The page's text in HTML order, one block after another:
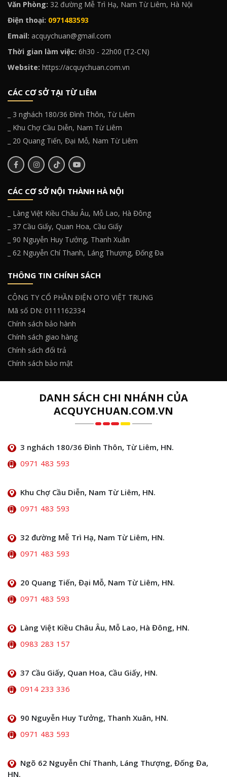
Văn Phòng: 32 đường Mễ Trì Hạ, Nam Từ Liêm, Hà Nội
Điện thoại: 0971483593
Email: acquychuan@gmail.com
Thời gian làm việc: 6h30 - 22h00 (T2-CN)
Website: https://acquychuan.com.vn
CÁC CƠ SỞ TẠI TỪ LIÊM
_ 3 nghách 180/36 Đình Thôn, Từ Liêm
_ Khu Chợ Cầu Diễn, Nam Từ Liêm
_ 20 Quang Tiến, Đại Mỗ, Nam Từ Liêm
CÁC CƠ SỞ NỘI THÀNH HÀ NỘI
_ Làng Việt Kiều Châu Âu, Mỗ Lao, Hà Đông
_ 37 Cầu Giấy, Quan Hoa, Cầu Giấy
_ 90 Nguyễn Huy Tưởng, Thanh Xuân
_ 62 Nguyễn Chí Thanh, Láng Thượng, Đống Đa
THÔNG TIN CHÍNH SÁCH
CÔNG TY CỔ PHẦN ĐIỆN OTO VIỆT TRUNG
Mã số DN: 0111162334
Chính sách bảo hành
Chính sách giao hàng
Chính sách đổi trả
Chính sách bảo mật
DANH SÁCH CHI NHÁNH CỦA
ACQUYCHUAN.COM.VN
3 nghách 180/36 Đình Thôn, Từ Liêm, HN.
0971 483 593
Khu Chợ Cầu Diễn, Nam Từ Liêm, HN.
0971 483 593
32 đường Mễ Trì Hạ, Nam Từ Liêm, HN.
0971 483 593
20 Quang Tiến, Đại Mỗ, Nam Từ Liêm, HN.
0971 483 593
Làng Việt Kiều Châu Âu, Mỗ Lao, Hà Đông, HN.
0983 283 157
37 Cầu Giấy, Quan Hoa, Cầu Giấy, HN.
0914 233 336
90 Nguyễn Huy Tưởng, Thanh Xuân, HN.
0971 483 593
Ngõ 62 Nguyễn Chí Thanh, Láng Thượng, Đống Đa,
HN.